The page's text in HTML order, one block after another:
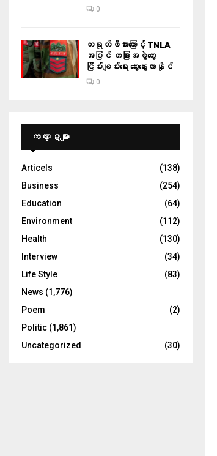
0
တရုတ်ဖိအားကြောင့် TNLA
အပြင် တခြားအဖွဲ့တွေ
ငြိမ်းချမ်းရေး ဆွေးနွေးလာနိုင်
0
ကဏ္ဍများ
Articels
(138)
Business
(254)
Education
(64)
Environment
(112)
Health
(130)
Interview
(34)
Life Style
(83)
News (1,776)
Poem
(2)
Politic (1,861)
Uncategorized
(30)